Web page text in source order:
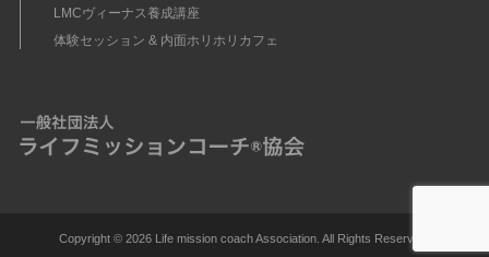
LMCヴィーナス養成講座
体験セッション & 内面ホリホリカフェ
Copyright © 2026 Life mission coach Association. All Rights Reserved.